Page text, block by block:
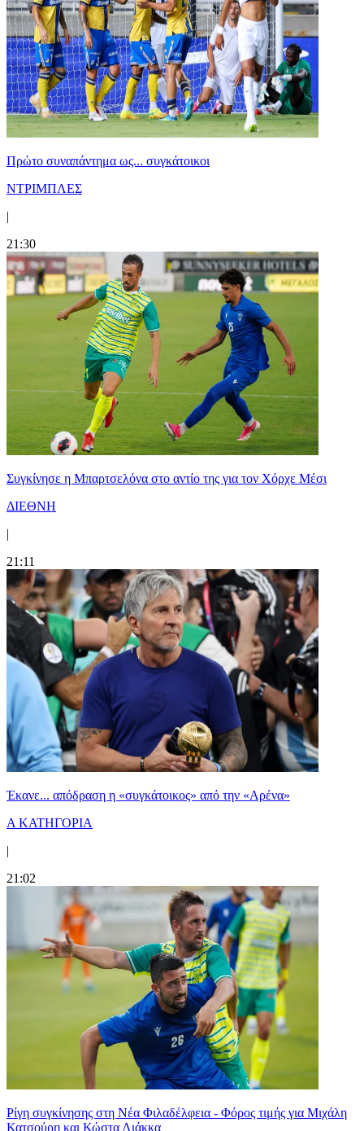
Πρώτο συναπάντημα ως... συγκάτοικοι
ΝΤΡΙΜΠΛΕΣ
|
21:30
Συγκίνησε η Μπαρτσελόνα στο αντίο της για τον Χόρχε Μέσι
ΔΙΕΘΝΗ
|
21:11
Έκανε... απόδραση η «συγκάτοικος» από την «Αρένα»
Α ΚΑΤΗΓΟΡΙΑ
|
21:02
Ρίγη συγκίνησης στη Νέα Φιλαδέλφεια - Φόρος τιμής για Μιχάλη
Κατσούρη και Κώστα Λιάκκα